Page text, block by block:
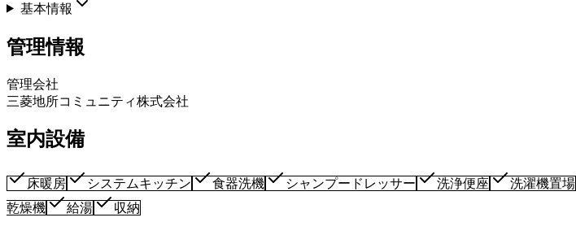
基本情報
管理情報
管理会社
三菱地所コミュニティ株式会社
室内設備
床暖房 システムキッチン 食器洗機 シャンプードレッサー 洗浄便座 洗濯機置場
乾燥機
給湯 収納